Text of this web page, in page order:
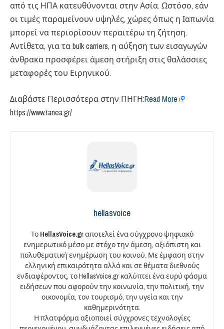
από τις ΗΠΑ κατευθύνονται στην Ασία. Ωστόσο, εάν
οι τιμές παραμείνουν υψηλές, χώρες όπως η Ιαπωνία
μπορεί να περιορίσουν περαιτέρω τη ζήτηση.
Αντίθετα, για τα bulk carriers, η αύξηση των εισαγωγών
άνθρακα προσφέρει άμεση στήριξη στις θαλάσσιες
μεταφορές του Ειρηνικού.
Διαβάστε Περισσότερα στην ΠΗΓΗ:Read More
https://www.tanea.gr/
hellasvoice
Το HellasVoice.grαποτελεί ένα σύγχρονο ψηφιακό
ενημερωτικό μέσο με στόχο την άμεση, αξιόπιστη και
πολυθεματική ενημέρωση του κοινού. Με έμφαση στην
ελληνική επικαιρότητα αλλά και σε θέματα διεθνούς
ενδιαφέροντος, το HellasVoice.gr καλύπτει ένα ευρύ φάσμα
ειδήσεων που αφορούν την κοινωνία, την πολιτική, την
οικονομία, τον τουρισμό, την υγεία και την
καθημερινότητα.
Η πλατφόρμα αξιοποιεί σύγχρονες τεχνολογίες